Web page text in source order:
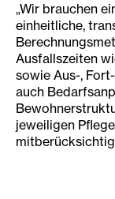
„Wir brauchen
einheitliche,
Ausfallszeiten
sowie Aus-,
auch
jeweiligen